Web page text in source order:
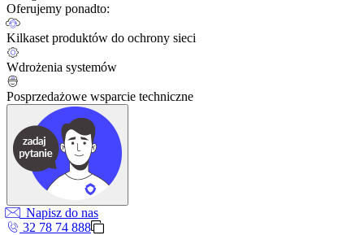
Oferujemy ponadto:
Kilkaset produktów do ochrony sieci
Wdrożenia systemów
Posprzedażowe wsparcie techniczne
Napisz do nas
32 78 74 888